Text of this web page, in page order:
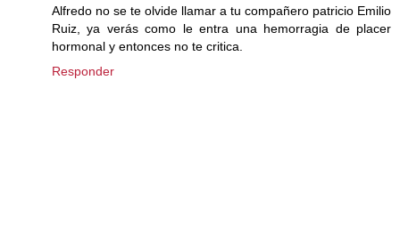
Alfredo no se te olvide llamar a tu compañero patricio Emilio
Ruiz, ya verás como le entra una hemorragia de placer
hormonal y entonces no te critica.
Responder